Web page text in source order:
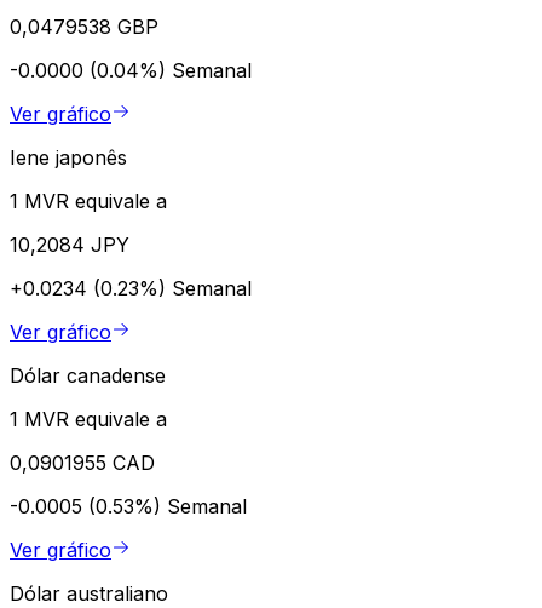
0,0479538 GBP
-0.0000 (0.04%) Semanal
Ver gráfico
Iene japonês
1 MVR equivale a
10,2084 JPY
+0.0234 (0.23%) Semanal
Ver gráfico
Dólar canadense
1 MVR equivale a
0,0901955 CAD
-0.0005 (0.53%) Semanal
Ver gráfico
Dólar australiano